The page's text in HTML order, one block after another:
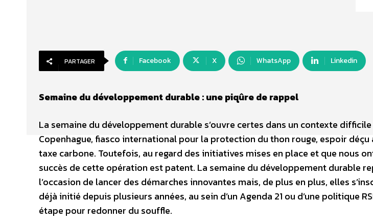
PARTAGER Facebook X WhatsApp Linkedin
Semaine du développement durable : une piqûre de rappel
La semaine du développement durable s’ouvre certes dans un contexte
Copenhague, fiasco international pour la protection du thon rouge, espoir déçu
taxe carbone. Toutefois, au regard des initiatives mises en place et que nous
succès de cette opération est patent. La semaine du développement durable
l’occasion de lancer des démarches innovantes mais, de plus en plus, elles
déjà initié depuis plusieurs années, au sein d’un Agenda 21 ou d’une politique
étape pour redonner du souffle.